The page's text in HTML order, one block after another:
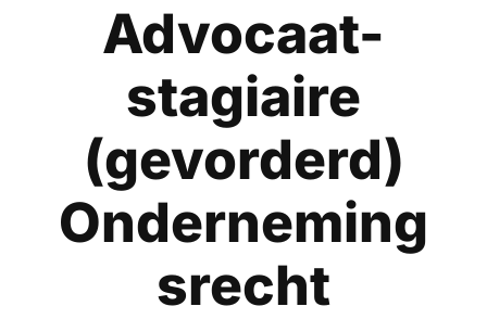
Advocaat-
stagiaire
(gevorderd)
Onderneming
srecht